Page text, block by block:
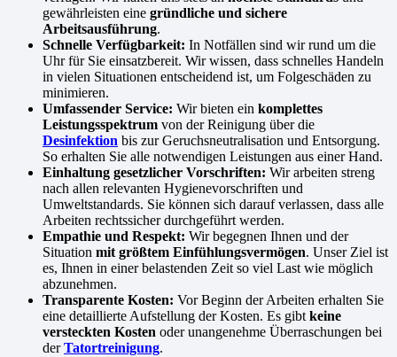
gewährleisten eine gründliche und sichere
Arbeitsausführung.
Schnelle Verfügbarkeit: In Notfällen sind wir rund um die
Uhr für Sie einsatzbereit. Wir wissen, dass schnelles Handeln
in vielen Situationen entscheidend ist, um Folgeschäden zu
minimieren.
Umfassender Service: Wir bieten ein komplettes
Leistungsspektrum von der Reinigung über die
Desinfektion bis zur Geruchsneutralisation und Entsorgung.
So erhalten Sie alle notwendigen Leistungen aus einer Hand.
Einhaltung gesetzlicher Vorschriften: Wir arbeiten streng
nach allen relevanten Hygienevorschriften und
Umweltstandards. Sie können sich darauf verlassen, dass alle
Arbeiten rechtssicher durchgeführt werden.
Empathie und Respekt: Wir begegnen Ihnen und der
Situation mit größtem Einfühlungsvermögen. Unser Ziel ist
es, Ihnen in einer belastenden Zeit so viel Last wie möglich
abzunehmen.
Transparente Kosten: Vor Beginn der Arbeiten erhalten Sie
eine detaillierte Aufstellung der Kosten. Es gibt keine
versteckten Kosten oder unangenehme Überraschungen bei
derTatortreinigung.